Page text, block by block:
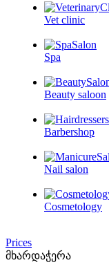
Vet clinic
Spa
Beauty saloon
Barbershop
Nail salon
Cosmetology
Prices
მხარდაჭერა